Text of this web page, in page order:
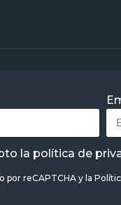
la política de
por reCAPTCHA y la